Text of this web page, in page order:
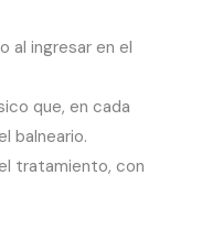
al ingresar en el
que, en cada
balneario.
tratamiento, con